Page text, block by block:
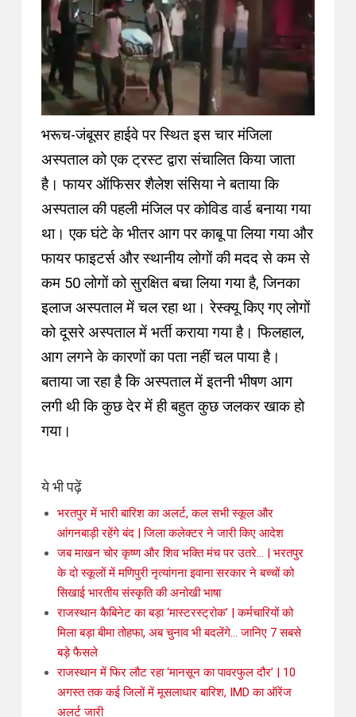
भरूच-जंबूसर हाईवे पर स्थित इस चार मंजिला
अस्पताल को एक ट्रस्ट द्वारा संचालित किया जाता
है। फायर ऑफिसर शैलेश संसिया ने बताया कि
अस्पताल की पहली मंजिल पर कोविड वार्ड बनाया गया
था। एक घंटे के भीतर आग पर काबू पा लिया गया और
फायर फाइटर्स और स्थानीय लोगों की मदद से कम से
कम 50 लोगों को सुरक्षित बचा लिया गया है, जिनका
इलाज अस्पताल में चल रहा था। रेस्क्यू किए गए लोगों
को दूसरे अस्पताल में भर्ती कराया गया है। फिलहाल,
आग लगने के कारणों का पता नहीं चल पाया है।
बताया जा रहा है कि अस्पताल में इतनी भीषण आग
लगी थी कि कुछ देर में ही बहुत कुछ जलकर खाक हो
गया।
ये भी पढ़ें
भरतपुर में भारी बारिश का अलर्ट, कल सभी स्कूल और
आंगनबाड़ी रहेंगे बंद | जिला कलेक्टर ने जारी किए आदेश
जब माखन चोर कृष्ण और शिव भक्ति मंच पर उतरे… | भरतपुर
के दो स्कूलों में मणिपुरी नृत्यांगना इवाना सरकार ने बच्चों को
सिखाई भारतीय संस्कृति की अनोखी भाषा
राजस्थान कैबिनेट का बड़ा ‘मास्टरस्ट्रोक’ | कर्मचारियों को
मिला बड़ा बीमा तोहफा, अब चुनाव भी बदलेंगे… जानिए 7 सबसे
बड़े फैसले
राजस्थान में फिर लौट रहा ‘मानसून का पावरफुल दौर’ | 10
अगस्त तक कई जिलों में मूसलाधार बारिश, IMD का ऑरेंज
अलर्ट जारी